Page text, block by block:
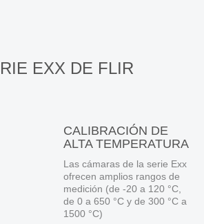
EXX DE FLIR
CALIBRACIÓN DE
ALTA TEMPERATURA
Las cámaras de la serie Exx
ofrecen amplios rangos de
medición (de -20 a 120 °C,
de 0 a 650 °C y de 300 °C a
1500 °C)